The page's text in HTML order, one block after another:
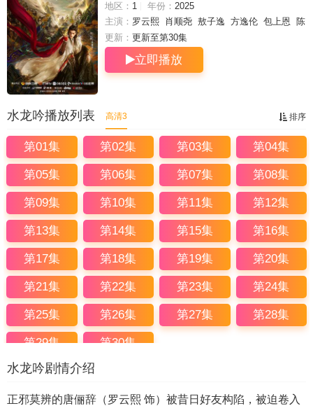
地区： 1 年份： 2025
主演： 罗云熙 肖顺尧 敖子逸 方逸伦 包上恩
陈
瑶 林允 徐正溪 王以纶
澍 李家豪 杨仕泽 常华森
娃尔 欧米德 圻夏夏
睿 修庆 崔鹏 卢星宇 刘昱晗
鸣
巴拜科日
更新： 更新至第30集
立即播放
排序
水龙吟播放列表 高清3
第01集 第02集 第03集 第04集
第05集 第06集 第07集 第08集
第09集 第10集 第11集 第12集
第13集 第14集 第15集 第16集
第17集 第18集 第19集 第20集
第21集 第22集 第23集 第24集
第25集 第26集 第27集 第28集
第29集 第30集
水龙吟剧情介绍
正邪莫辨的唐俪辞（罗云熙 饰）被昔日好友构陷，被迫卷入